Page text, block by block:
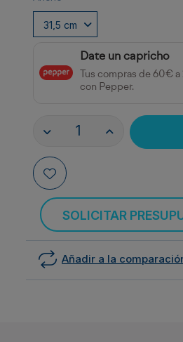
Date un capricho
Tus compras de 60€
con Pepper.
SOLICITAR
Añadir a la